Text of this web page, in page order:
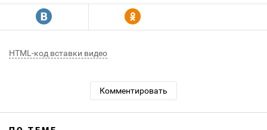
R Y
HTML-код вставки видео
Комментировать